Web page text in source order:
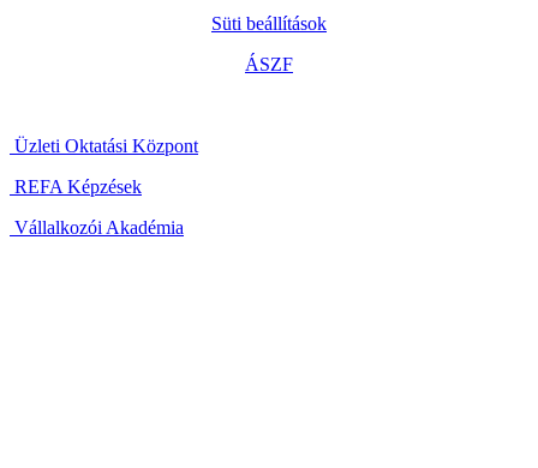
Süti beállítások
ÁSZF
Üzleti Oktatási Központ
REFA Képzések
Vállalkozói Akadémia